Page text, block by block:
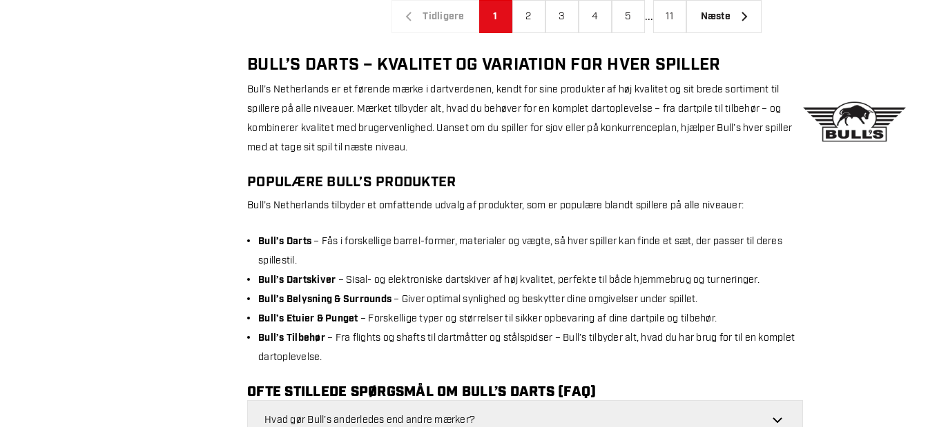
Tidligere 1 2 3 4 5 ... 11 Næste
BULL’S DARTS – KVALITET OG VARIATION FOR HVER SPILLER
Bull’s Netherlands er et førende mærke i dartverdenen, kendt for sine produkter af høj kvalitet og sit brede sortiment til
spillere på alle niveauer. Mærket tilbyder alt, hvad du behøver for en komplet dartoplevelse – fra dartpile til tilbehør – og
kombinerer kvalitet med brugervenlighed. Uanset om du spiller for sjov eller på konkurrenceplan, hjælper Bull’s hver spiller
med at tage sit spil til næste niveau.
POPULÆRE BULL’S PRODUKTER
Bull’s Netherlands tilbyder et omfattende udvalg af produkter, som er populære blandt spillere på alle niveauer:
Bull’s Darts– Fås i forskellige barrel-former, materialer og vægte, så hver spiller kan finde et sæt, der passer til deres
spillestil.
Bull’s Dartskiver – Sisal- og elektroniske dartskiver af høj kvalitet, perfekte til både hjemmebrug og turneringer.
Bull’s Belysning & Surrounds– Giver optimal synlighed og beskytter dine omgivelser under spillet.
Bull’s Etuier & Punget – Forskellige typer og størrelser til sikker opbevaring af dine dartpile og tilbehør.
Bull’s Tilbehør– Fra flights og shafts til dartmåtter og stålspidser – Bull’s tilbyder alt, hvad du har brug for til en komplet
dartoplevelse.
OFTE STILLEDE SPØRGSMÅL OM BULL’S DARTS (FAQ)
Hvad gør Bull’s anderledes end andre mærker?